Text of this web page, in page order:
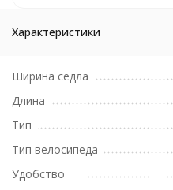
Характеристики
Ширина седла
Длина
Тип
Тип велосипеда
Удобство